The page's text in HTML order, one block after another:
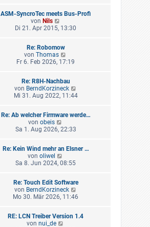
e
i
t
s
e
e
i
t
a
g
ASM-SyncroTec meets Bus-Profi
von Nils
e
s
t
e
B
e
i
t
a
g
Di 21. Apr 2015, 13:30
Re: Robomow
vonThomas
e
s
t
e
e
i
t
a
Fr 6. Feb 2026, 17:19
Re: R8H-Nachbau
von BerndKorzineck
e
s
e
a
Mi 31. Aug 2022, 11:44
Re: Ab welcher Firmware werde…
vonobeis
e
s
e
B
e
i
t
a
g
Sa 1. Aug 2026, 22:33
Re: Kein Wind mehr an Elsner …
vonoliwel
e
s
t
e
B
e
Sa 8. Jun 2024, 08:55
Re: Touch Edit Software
von BerndKorzineck
e
s
Mo 30. Mär 2026, 11:46
RE: LCN Treiber Version 1.4
vonnui_de